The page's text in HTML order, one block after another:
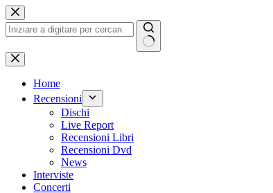
Salta
al
contenuto
Nessun
risultato
Home
Recensioni
Dischi
Live Report
Recensioni Libri
Recensioni Dvd
News
Interviste
Concerti